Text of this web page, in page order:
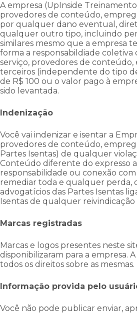
A empresa (UpInside
provedores de conteúdo,
por qualquer dano eventual,
qualquer outro tipo, incluindo
similares mesmo que a empresa
forma a responsabildiade coletiva
serviço, provedores de conteúdo,
terceiros (independente do tipo
de R$ 100 ou o valor pago à
sido levantada.
Indenização
Você vai indenizar e isentar a
provedores de conteúdo,
Partes Isentas) de qualquer
Conteúdo diferente do expresso
responsabilidade ou conexão
remediar toda e qualquer perda,
advogatícios das Partes Isentas
Isentas de qualquer
Marcas registradas
Marcas e logos presentes neste
disponibilizaram para a empresa.
todos os direitos sobre as mesmas.
Informação provida pelo
Você não pode publicar enviar,